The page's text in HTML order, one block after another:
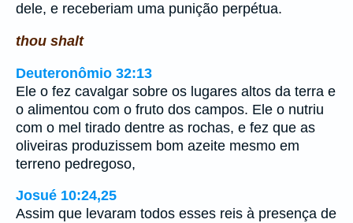
dele, e receberiam uma punição perpétua.
thou shalt
Deuteronômio 32:13
Ele o fez cavalgar sobre os lugares altos da terra e
o alimentou com o fruto dos campos. Ele o nutriu
com o mel tirado dentre as rochas, e fez que as
oliveiras produzissem bom azeite mesmo em
terreno pedregoso,
Josué 10:24,25
Assim que levaram todos esses reis à presença de